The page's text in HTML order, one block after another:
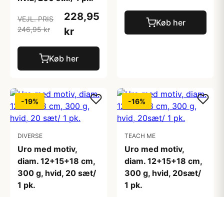
VEJL. PRIS
246,95 kr
228,95
kr
Køb her
Køb her
-19%
DIVERSE
Uro med motiv,
diam. 12+15+18 cm,
300 g, hvid, 20 sæt/
1 pk.
-16%
TEACH ME
Uro med motiv,
diam. 12+15+18 cm,
300 g, hvid, 20sæt/
1 pk.